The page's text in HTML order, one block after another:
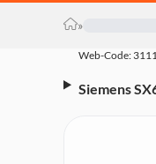
»
Web-Code:
Siemens